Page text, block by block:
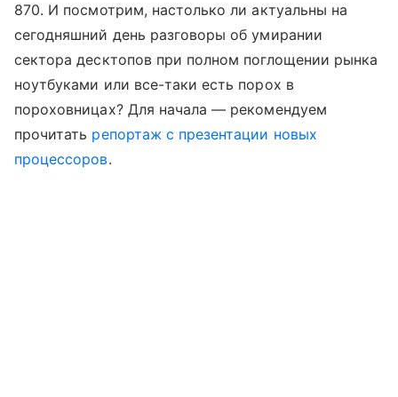
870. И посмотрим, настолько ли актуальны на
сегодняшний день разговоры об умирании
сектора десктопов при полном поглощении рынка
ноутбуками или все-таки есть порох в
пороховницах? Для начала — рекомендуем
прочитать репортаж с презентации новых
процессоров.